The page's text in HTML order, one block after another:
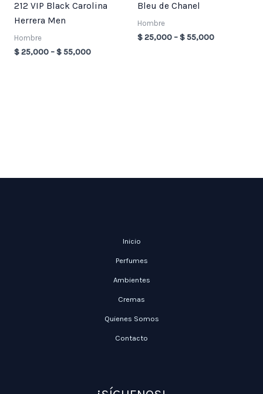
212 VIP Black Carolina
Herrera Men
Hombre
$25,000 –$55,000
Bleu de Chanel
Hombre
$25,000 –$55,000
Inicio
Perfumes
Ambientes
Cremas
Quienes Somos
Contacto